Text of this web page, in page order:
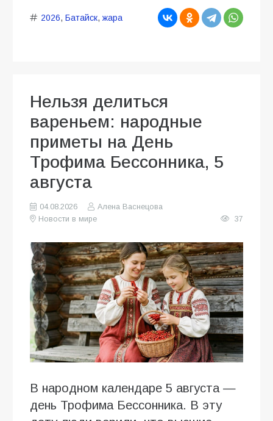
2026, Батайск, жара
Нельзя делиться
вареньем: народные
приметы на День
Трофима Бессонника, 5
августа
04.08.2026
Алена Васнецова
Новости в мире
37
В народном календаре 5 августа —
день Трофима Бессонника. В эту